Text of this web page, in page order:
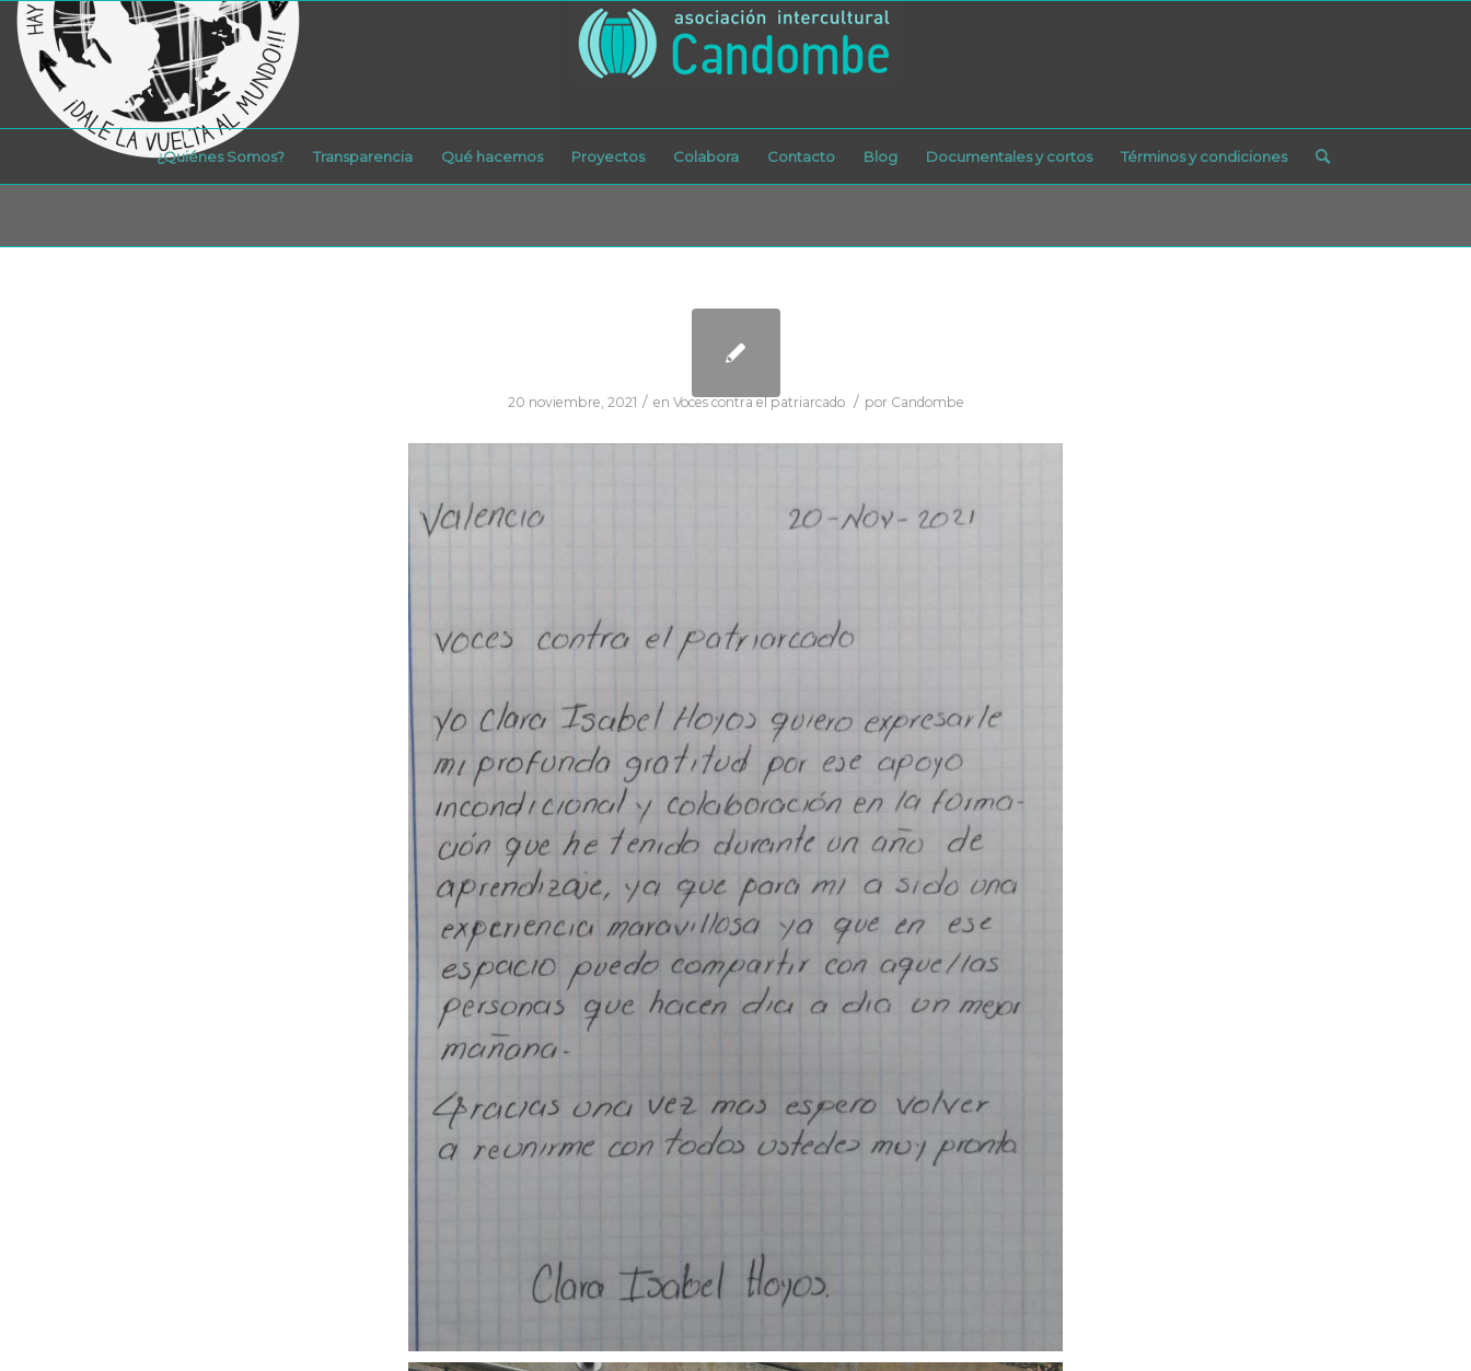
¿Quiénes Somos? Transparencia Qué hacemos Proyectos Colabora Contacto Blog Documentales y cortos Términos y condiciones
20 noviembre, 2021 / en Voces contra el patriarcado / por Candombe